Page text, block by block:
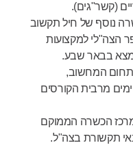
(קשר"גים).
נוסף של חיל תקשוב
הצה"לי למקצועות
בבאר שבע.
המחשוב,
מרבית הקורסים
הכשרה הממוקם
תקשורת בצה"ל.